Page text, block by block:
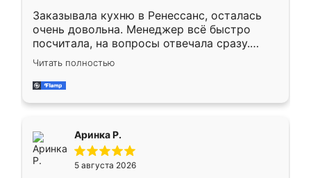
Заказывала кухню в Ренессанс, осталась
очень довольна. Менеджер всё быстро
посчитала, на вопросы отвечала сразу.
Замерщик приехал в субботу, подошёл к
делу со всей ответственностью. Собрали
за день, ребята работали аккуратно, даже
Читать полностью
Аринка Р.
5 августа 2026